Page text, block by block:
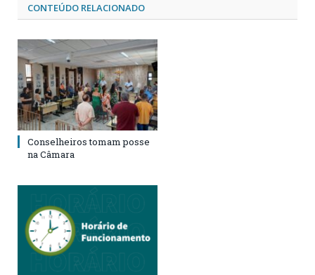
CONTEÚDO RELACIONADO
Conselheiros tomam posse
na Câmara